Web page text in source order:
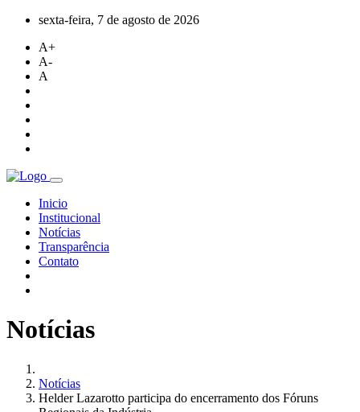
sexta-feira, 7 de agosto de 2026
A+
A-
A
Inicio
Institucional
Notícias
Transparência
Contato
Notícias
Notícias
Helder Lazarotto participa do encerramento dos Fóruns